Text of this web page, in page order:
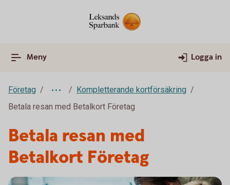
Meny Logga in
Företag
Kompletterande kortförsäkring
Betala resan med Betalkort Företag
Betala resan med
Betalkort Företag